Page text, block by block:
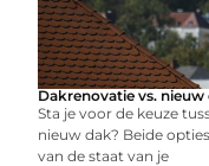
Dakrenovatie vs.
Sta je voor de keuze
nieuw dak? Beide
van de staat van je